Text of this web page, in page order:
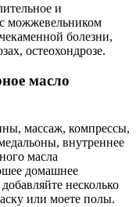
и
можжевельником
болезни,
остеохондрозе.
масло
массаж, компрессы,
внутреннее
масла
домашнее
несколько
или моете полы.